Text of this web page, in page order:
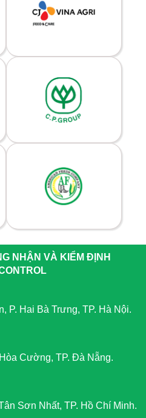
NHẬN VÀ KIỂM ĐỊNH
P. Hai Bà Trưng, TP. Hà Nội.
Cường, TP. Đà Nẵng.
Sơn Nhất, TP. Hồ Chí Minh.